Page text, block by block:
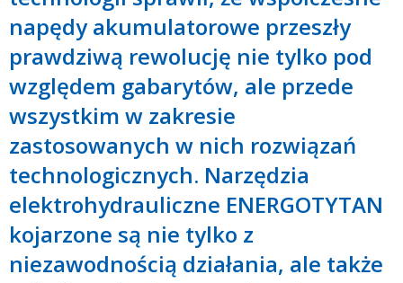
napędy akumulatorowe przeszły
prawdziwą rewolucję nie tylko pod
względem gabarytów, ale przede
wszystkim w zakresie
zastosowanych w nich rozwiązań
technologicznych. Narzędzia
elektrohydrauliczne ENERGOTYTAN
kojarzone są nie tylko z
niezawodnością działania, ale także